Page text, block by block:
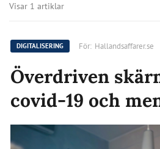
Visar 1 artiklar
DIGITALISERING För: Hallandsaffarer.se
Överdriven
covid-19 och